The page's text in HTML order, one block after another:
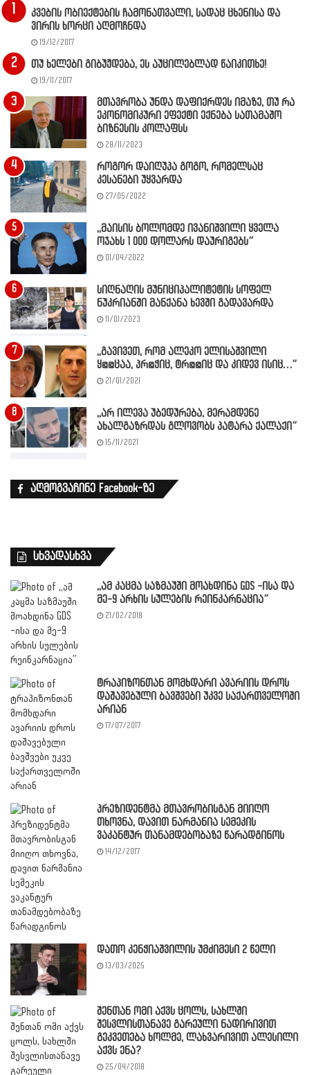
კვების ობიექტების ჩამონათვალი, სადაც ცხენისა და
ვირის ხორცი აღმოჩნდა
19/12/2017
თუ ხელები გიბუჟდება, ეს აუცილებლად წაიკითხე!
19/11/2017
მთავრობა უნდა დაფიქრდეს იმაზე, თუ რა
ეკონომიკური ეფექტი ექნება სათამაშო
ბიზნესის კოლაფსს
28/11/2023
როგორ დაიღუპა გოგო, რომელსაც
კესანები უყვარდა
27/05/2022
,,მაისის ბოლომდე ივანიშვილი ყველა
ოჯახს 1 000 დოლარს დაურიგებს”
01/04/2022
სიღნაღის მუნიციპალიტეტის სოფელ
ნუკრიანში მანქანა ხევში გადავარდა
11/01/2023
,,გავივეთ, რომ ალეკო ელისაშვილი
ყ@@ცაა, პრ@ჭიც, ტრ@@იც და კიდევ ისიც…”
21/01/2021
,,არ ილევა უბედურება, მერამდენე
ახალგაზრდას გლოვობს პატარა ქალაქი”
15/11/2021
აღმოგვაჩინე Facebook-ზე
სხვადასხვა
,,ამ კაცმა საზმაუში მოახდინა GDS -ისა და
მე-9 არხის სულების რეინკარნაცია”
21/02/2018
ტრაპიზონთან მომხდარი ავარიის დროს
დაშავებული ბავშვები უკვე საქართველოში
არიან
17/07/2017
პრეზიდენტმა მთავრობისგან მიიღო
თხოვნა, დავით ნარმანია სემეკის
ვაკანტურ თანამდებობაზე წარადგინოს
14/12/2017
დათო კენჭიაშვილის უმძიმესი 2 წელი
13/03/2025
შენთან ომი აქვს ცოლს, სახლში
შესვლისთანავე გარეული ნადირივით
გეკვეთება ხოლმე, ლახვარივით ალესილი
აქვს ენა?
25/04/2018